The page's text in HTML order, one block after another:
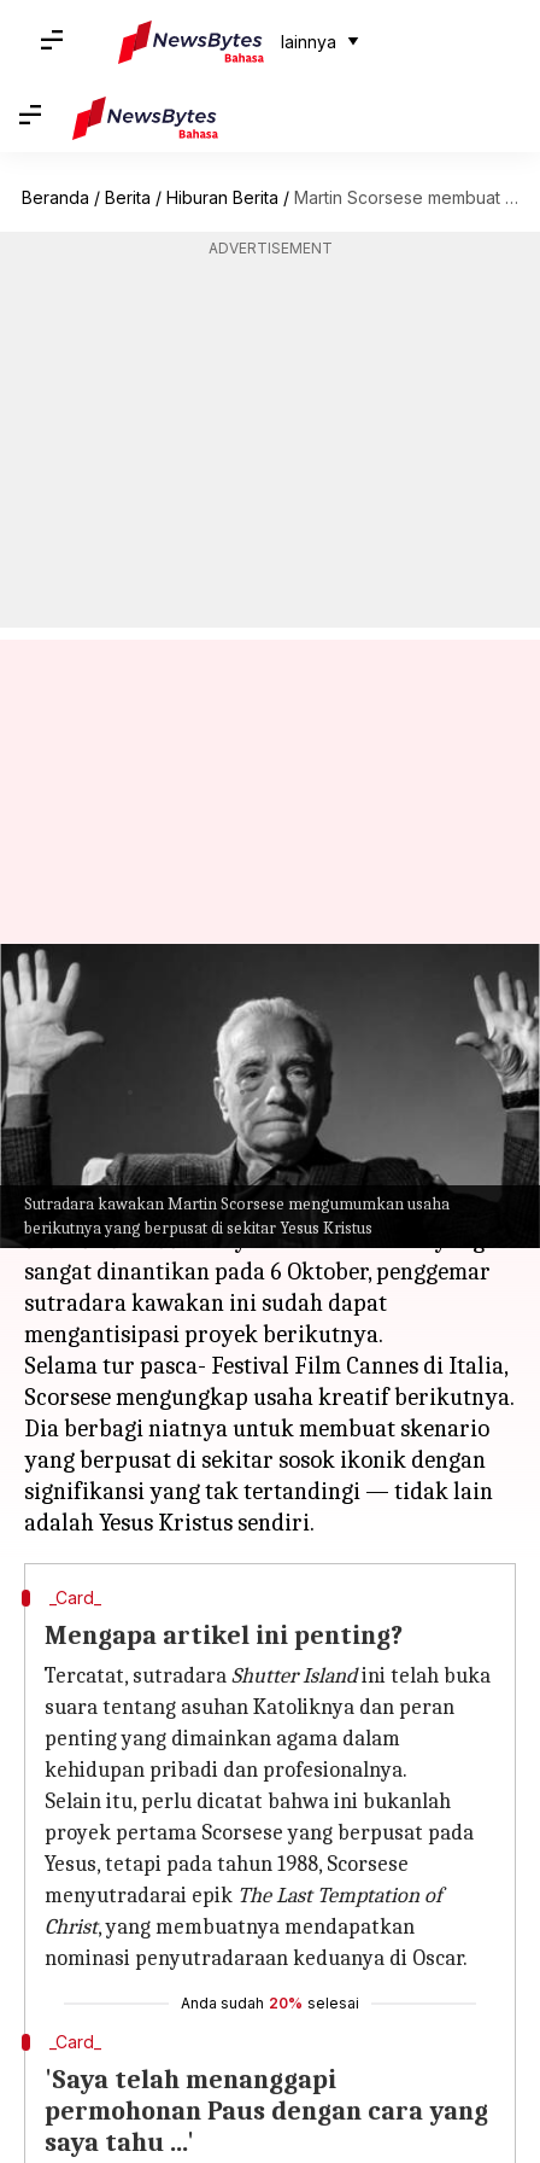
lainnya
Beranda / Berita / Hiburan Berita / Martin Scorsese membuat film tentang Yesus: Semua yang kita ketahui
ADVERTISEMENT
Sutradara kawakan Martin Scorsese mengumumkan usaha
berikutnya yang berpusat di sekitar Yesus Kristus
Martin Scorsese membuat film
tentang Yesus: Semua yang kita
ketahui
menulis May 31, 2023 11:30 am
Apa ceritanya
Saat kita sangat menantikan perilisanKillers of
the Flower Moonkarya Martin Scorsese yang
sangat dinantikan pada 6 Oktober, penggemar
sutradara kawakan ini sudah dapat
mengantisipasi proyek berikutnya.
Selama tur pasca- Festival Film Cannes di Italia,
Scorsese mengungkap usaha kreatif berikutnya.
Dia berbagi niatnya untuk membuat skenario
yang berpusat di sekitar sosok ikonik dengan
signifikansi yang tak tertandingi — tidak lain
_Card_
Mengapa artikel ini penting?
Tercatat, sutradaraShutter Islandini telah buka
suara tentang asuhan Katoliknya dan peran
penting yang dimainkan agama dalam
kehidupan pribadi dan profesionalnya.
Selain itu, perlu dicatat bahwa ini bukanlah
proyek pertama Scorsese yang berpusat pada
Yesus, tetapi pada tahun 1988, Scorsese
menyutradarai epik The Last Temptation of
Christ, yang membuatnya mendapatkan
nominasi penyutradaraan keduanya di Oscar.
Anda sudah 20% selesai
_Card_
'Saya telah menanggapi
permohonan Paus dengan cara yang
saya tahu ...'